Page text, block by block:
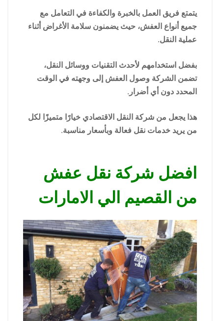
يتمتع فريق العمل بالخبرة والكفاءة في التعامل مع
جميع أنواع العفش، حيث يضمنون سلامة الأغراض أثناء
عملية النقل.
بفضل استخدامهم لأحدث التقنيات ووسائل النقل،
تضمن الشركة وصول العفش إلى وجهته في الوقت
المحدد دون أي أضرار.
هذا يجعل من شركة النقل الاقتصادي خيارًا متميزًا لكل
من يريد خدمات نقل فعالة وبأسعار مناسبة.
افضل شركة نقل عفش
من القصيم الي الامارات